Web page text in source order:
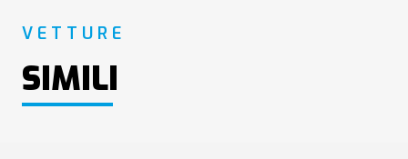
VETTURE
SIMILI